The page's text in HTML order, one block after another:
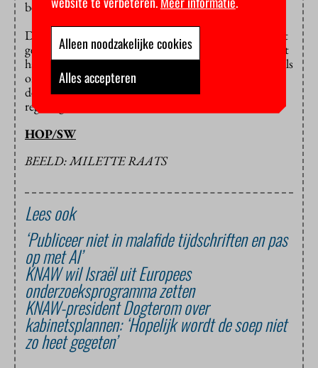
bèta, technicus of medicus.
De KNAW noemt zichzelf “het forum, de stem en het
geweten van de Nederlandse wetenschap” en ontleent
haar gezag aan haar op kwaliteit geselecteerde leden. Als
onafhankelijke organisatie bewaakt ze de kwaliteit en
de belangen van de wetenschap en adviseert zij de
regering.
HOP/SW
BEELD: MILETTE RAATS
Lees ook
‘Publiceer niet in malafide tijdschriften en pas
op met AI’
KNAW wil Israël uit Europees
onderzoeksprogramma zetten
KNAW-president Dogterom over
kabinetsplannen: ‘Hopelijk wordt de soep niet
zo heet gegeten’
Alleen noodzakelijke cookies
Alles accepteren